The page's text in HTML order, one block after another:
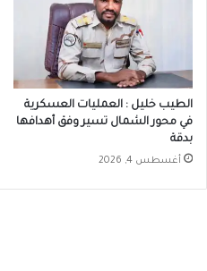
الطيب خليل : العمليات العسكرية
في محور الشمال تسير وفق أهدافها
بدقة
أغسطس 4, 2026